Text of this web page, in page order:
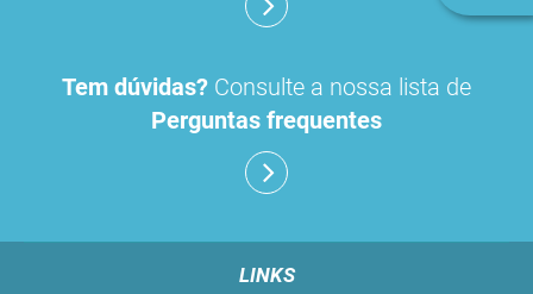
Tem dúvidas? Consulte a nossa lista de
Perguntas frequentes
LINKS